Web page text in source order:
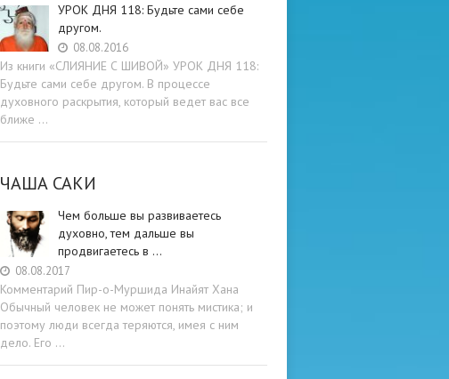
УРОК ДНЯ 118: Будьте cами cебе
другом.
08.08.2016
Из книги «СЛИЯНИЕ С ШИВОЙ» УРОК ДНЯ 118:
Будьте cами cебе другом. В процессе
духовного раскрытия, который ведет вас все
ближе …
ЧАША САКИ
Чем больше вы развиваетесь
духовно, тем дальше вы
продвигаетесь в …
08.08.2017
Комментарий Пир-о-Муршида Инайят Хана
Обычный человек не может понять мистика; и
поэтому люди всегда теряются, имея с ним
дело. Его …